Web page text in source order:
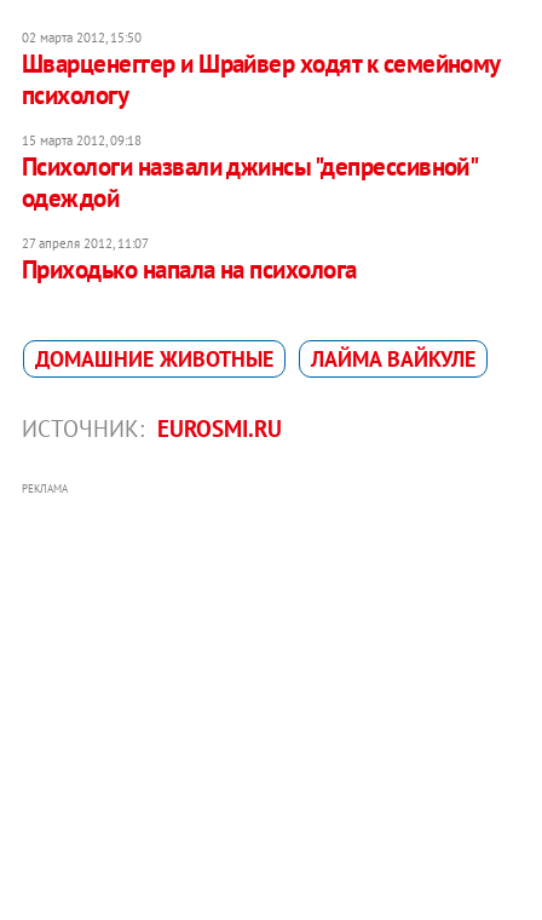
02 марта 2012, 15:50
Шварценеггер и Шрайвер ходят к семейному
психологу
15 марта 2012, 09:18
Психологи назвали джинсы "депрессивной"
одеждой
27 апреля 2012, 11:07
Приходько напала на психолога
ДОМАШНИЕ ЖИВОТНЫЕ ЛАЙМА ВАЙКУЛЕ
ИСТОЧНИК: EUROSMI.RU
РЕКЛАМА